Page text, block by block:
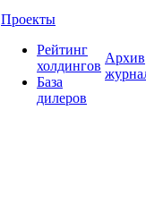
Проекты
Рейтинг
холдингов
База
дилеров
Архив